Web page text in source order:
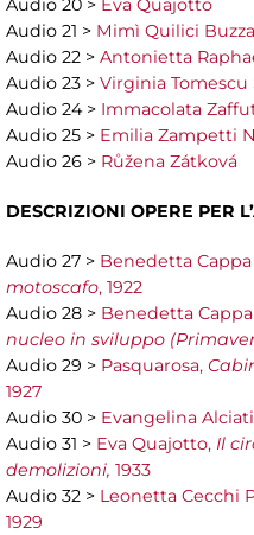
Audio 20 > Eva Quajotto
Audio 21 > Mimì Quilici
Audio 22 > Antonietta
Audio 23 > Virginia Tomescu
Audio 24 > Immacolata
Audio 25 > Emilia Zampetti
Audio 26 > Růžena Zátková
DESCRIZIONI OPERE PER
Audio 27 > Benedetta
motoscafo, 1922
Audio 28 > Benedetta
nucleo in sviluppo
Audio 29 > Pasquarosa,
1927
Audio 30 > Evangelina
Audio 31 > Eva Quajotto, Il
demolizioni, 1933
Audio 32 > Leonetta Cecchi
1929